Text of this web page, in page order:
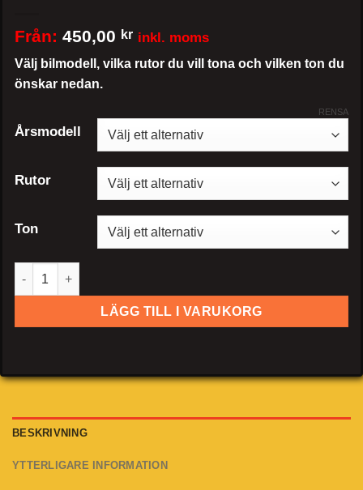
Från: 450,00 kr inkl. moms
Välj bilmodell, vilka rutor du vill tona och vilken ton du
önskar nedan.
Årsmodell
Rutor
Ton
RENSA
Chrysler 300C kombi mängd
LÄGG TILL I VARUKORG
BESKRIVNING
YTTERLIGARE INFORMATION